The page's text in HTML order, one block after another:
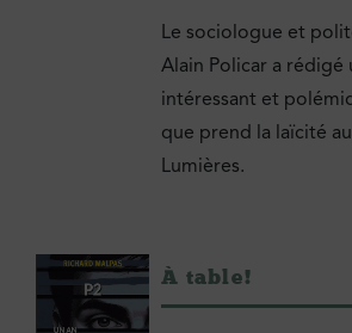
Le sociologue et
Alain Policar a rédigé
intéressant et
que prend la laïcité
Lumières.
À table !